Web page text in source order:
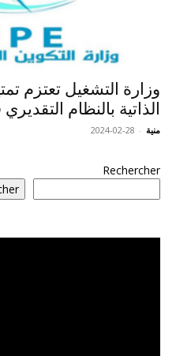
وزارة التشغيل تعتزم
الذاتية بالنظام
منية -
2024-02-28
Rechercher